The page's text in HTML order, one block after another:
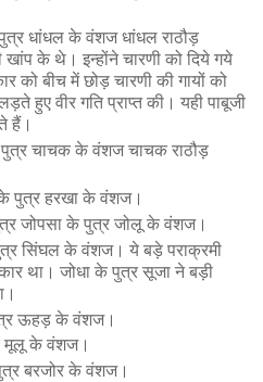
धांधल के वंशज धांधल राठौड़
खांप के थे। इन्होंने चारणी को दिये गये
को बीच में छोड़ चारणी की गायों को
हुए वीर गति प्राप्त की। यही पाबूजी
हैं।
चाचक के वंशज चाचक राठौड़
पुत्र हरखा के वंशज।
जोपसा के पुत्र जोलू के वंशज।
सिंघल के वंशज। ये बड़े पराक्रमी
था। जोधा के पुत्र सूजा ने बड़ी
ऊहड़ के वंशज।
मूलू के वंशज।
बरजोर के वंशज।